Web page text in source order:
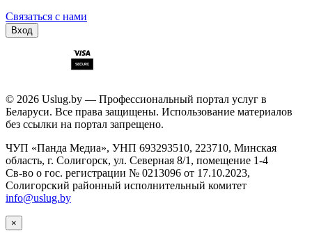
Связаться с нами
Вход
© 2026 Uslug.by — Профессиональный портал услуг в
Беларуси. Все права защищены. Использование материалов
без ссылки на портал запрещено.
ЧУП «Панда Медиа», УНП 693293510, 223710, Минская
область, г. Солигорск, ул. Северная 8/1, помещение 1-4
Св-во о гос. регистрации № 0213096 от 17.10.2023,
Солигорский районный исполнительный комитет
info@uslug.by
×